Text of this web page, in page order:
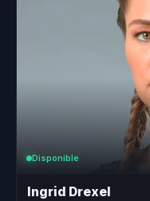
Disponible
Ingrid Drexel